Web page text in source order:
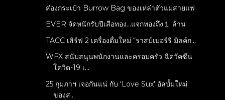
ส่องกระเป๋า Burrow Bag ของเหล่าตัวแม่สายแฟ
EVER จัดหนักรับปีเสือทอง...แจกทองถึง１ ล้าน
TACC เสิร์ฟ 2 เครื่องดื่มใหม่ “ราสป์เบอร์รี มิลค์ก...
WFX สนับสนุนพนักงานและครอบครัว ฉีดวัคซีน
โควิด-19 เ...
25 กุมภาฯ เจอกันแน่ กับ ‘Love Sux’ อัลบั้มใหม่
ของส...